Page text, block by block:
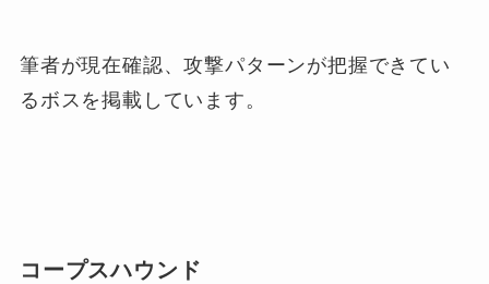
筆者が現在確認、攻撃パターンが把握できてい
るボスを掲載しています。
コープスハウンド